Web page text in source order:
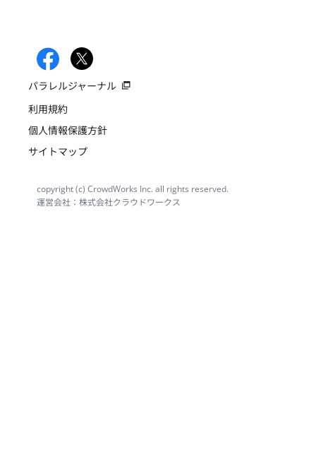
パラレルジャーナル
利用規約
個人情報保護方針
サイトマップ
copyright (c) CrowdWorks Inc. all rights reserved.
運営会社：株式会社クラウドワークス